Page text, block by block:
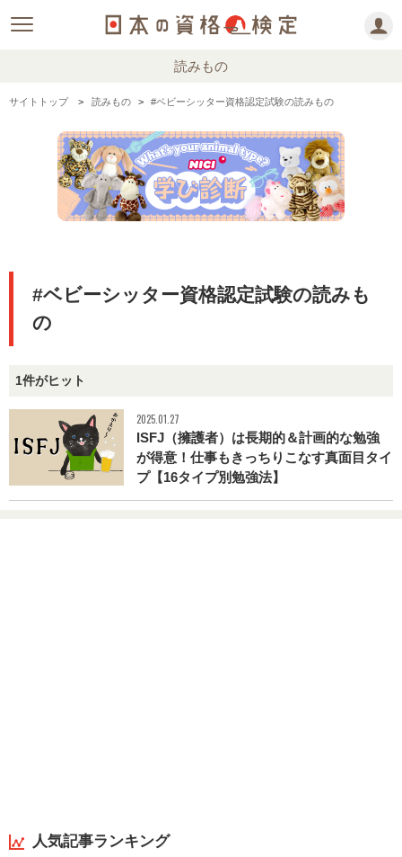
読みもの
サイトトップ 読みもの #ベビーシッター資格認定試験の読みもの
#ベビーシッター資格認定試験の読みも
の
1件がヒット
2025.01.27
ISFJ（擁護者）は長期的＆計画的な勉強
が得意！仕事もきっちりこなす真面目タイ
プ【16タイプ別勉強法】
人気記事ランキング